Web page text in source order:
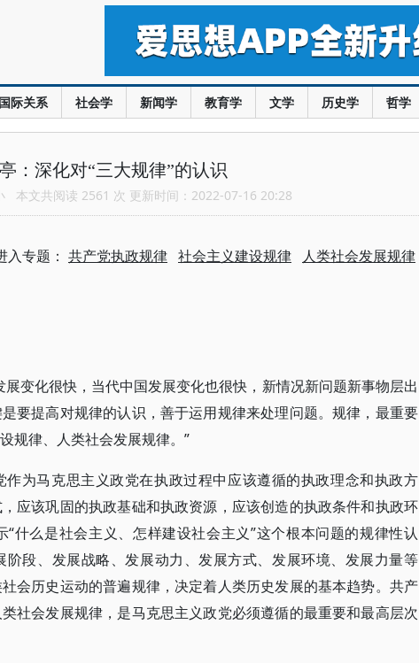
国际关系 社会学 新闻学 教育学 文学 历史学 哲学
：深化对“三大规律”的认识
本文共阅读 2561 次 更新时间：2022-07-16 20:28
入专题： 共产党执政规律 社会主义建设规律 人类社会发展规律
变化很快，当代中国发展变化也很快，新情况新问题新事物层出
要提高对规律的认识，善于运用规律来处理问题。规律，最重要
规律、人类社会发展规律。”
为马克思主义政党在执政过程中应该遵循的执政理念和执政方
应该巩固的执政基础和执政资源，应该创造的执政条件和执政环
什么是社会主义、怎样建设社会主义”这个根本问题的规律性认
段、发展战略、发展动力、发展方式、发展环境、发展力量等
会历史运动的普遍规律，决定着人类历史发展的基本趋势。共产
社会发展规律，是马克思主义政党必须遵循的最重要和最高层次